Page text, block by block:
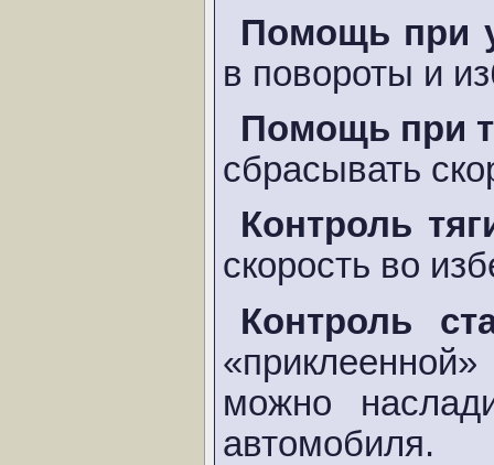
Помощь при
в повороты и
Помощь при
сбрасывать
Контроль
скорость во
Контроль
можно
автомобиля.